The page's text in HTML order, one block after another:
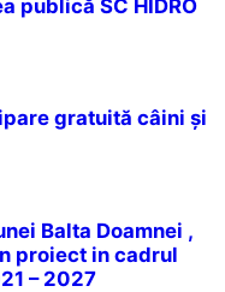
publică SC HIDRO
gratuită câini și
Balta Doamnei ,
proiect in cadrul
– 2027